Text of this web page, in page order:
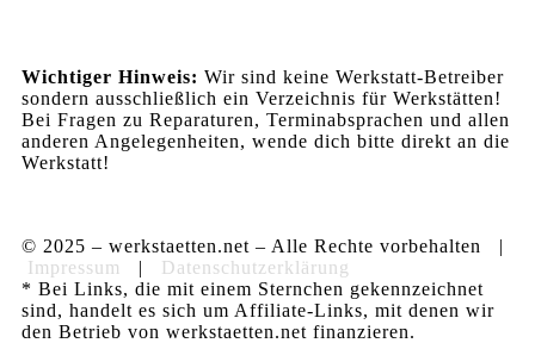
Wichtiger Hinweis: Wir sind keine Werkstatt-Betreiber
sondern ausschließlich ein Verzeichnis für Werkstätten!
Bei Fragen zu Reparaturen, Terminabsprachen und allen
anderen Angelegenheiten, wende dich bitte direkt an die
Werkstatt!
© 2025 – werkstaetten.net – Alle Rechte vorbehalten |
Impressum
| Datenschutzerklärung
* Bei Links, die mit einem Sternchen gekennzeichnet
sind, handelt es sich um Affiliate-Links, mit denen wir
den Betrieb von werkstaetten.net finanzieren.